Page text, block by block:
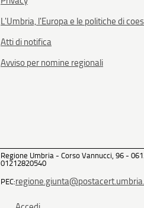
L'Umbria, l'Europa e le politiche di
Atti di notifica
Avviso per nomine regionali
Regione Umbria - Corso Vannucci, 96 -
01212820540
PEC: